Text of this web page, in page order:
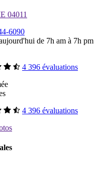
04011
6090
de 7h am à 7h pm
4 396 évaluations
4 396 évaluations